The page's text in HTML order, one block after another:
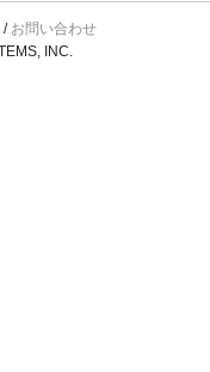
/ お問い合わせ
INC.